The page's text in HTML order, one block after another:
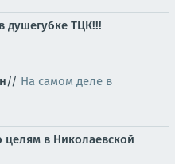
душегубке ТЦК!!!
// На самом деле в
в Николаевской